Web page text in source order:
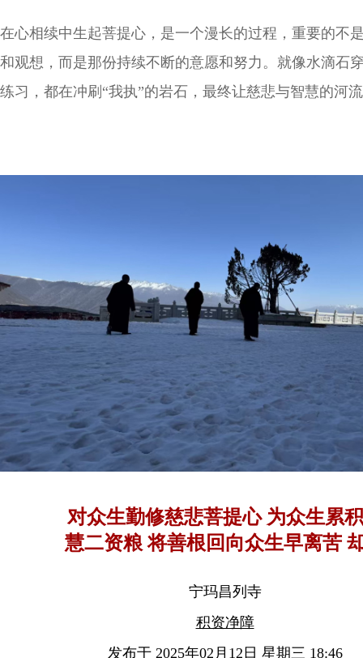
在心相续中生起菩提心，是一个漫长的过程，重要的不
和观想，而是那份持续不断的意愿和努力。就像水滴石
练习，都在冲刷“我执”的岩石，最终让慈悲与智慧的河
对众生勤修慈悲菩提心 为众生累积福
慧二资粮 将善根回向众生早离苦 却了
宁玛昌列寺
积资净障
发布于 2025年02月12日 星期三 18:46